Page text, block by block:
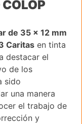
de 35 x 12 mm
Caritas en tinta
destacar el
de los
sido
una manera
el trabajo de
y